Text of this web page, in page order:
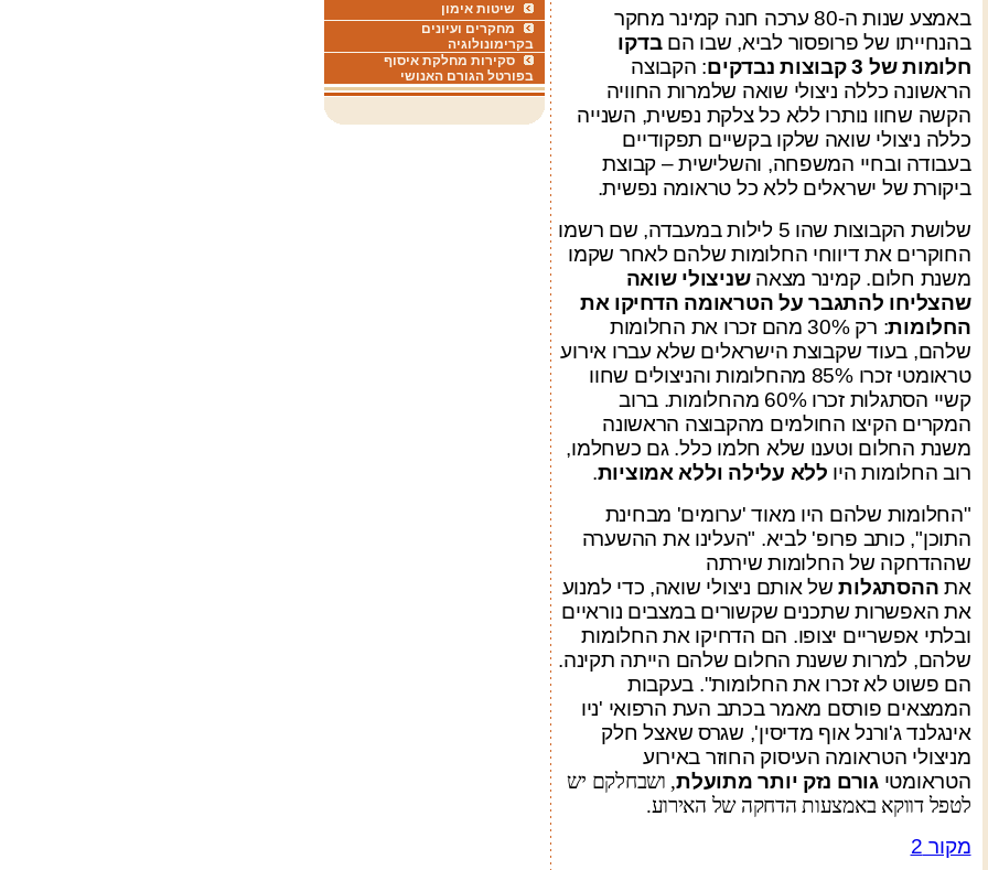
באמצע שנות ה-80 ערכה חנה קמינר מחקר
בהנחייתו של פרופסור לביא, שבו הםבדקו
חלומות של 3 קבוצות נבדקים
: הקבוצה
הראשונה כללה ניצולי שואה שלמרות החוויה
הקשה שחוו נותרו ללא כל צלקת נפשית, השנייה
כללה ניצולי שואה שלקו בקשיים תפקודיים
בעבודה ובחיי המשפחה, והשלישית – קבוצת
ביקורת של ישראלים ללא כל טראומה נפשית.
שלושת הקבוצות שהו 5 לילות במעבדה, שם רשמו
החוקרים את דיווחי החלומות שלהם לאחר שקמו
משנת חלום. קמינר מצאהשניצולי שואה
שהצליחו להתגבר על הטראומה הדחיקו את
החלומות:
רק 30% מהם זכרו את החלומות
שלהם, בעוד שקבוצת הישראלים שלא עברו אירוע
טראומטי זכרו 85% מהחלומות והניצולים שחוו
קשיי הסתגלות זכרו 60% מהחלומות. ברוב
המקרים הקיצו החולמים מהקבוצה הראשונה
משנת החלום וטענו שלא חלמו כלל. גם כשחלמו,
רוב החלומות היו ללא עלילה וללא אמוציות.
"החלומות שלהם היו מאוד 'ערומים' מבחינת
התוכן", כותב פרופ' לביא. "העלינו את ההשערה
שההדחקה של החלומות שירתה
את ההסתגלותשל אותם ניצולי שואה, כדי למנוע
את האפשרות שתכנים שקשורים במצבים נוראיים
ובלתי אפשריים יצופו. הם הדחיקו את החלומות
שלהם, למרות ששנת החלום שלהם הייתה תקינה.
הם פשוט לא זכרו את החלומות". בעקבות
הממצאים פורסם מאמר בכתב העת הרפואי 'ניו
אינגלנד ג'ורנל אוף מדיסין', שגרס שאצל חלק
מניצולי הטראומה העיסוק החוזר באירוע
הטראומטי גורם נזק יותר מתועלת, ושבחלקם יש
לטפל דווקא באמצעות הדחקה של האירוע.
מקור 2
שיטות אימון
מחקרים ועיונים
בקרימונולוגיה
סקירות מחלקת איסוף
בפורטל הגורם האנושי